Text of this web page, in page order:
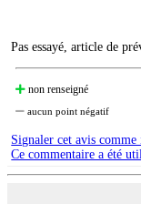
Pas essayé, article de
non renseigné
aucun point négatif
Signaler cet avis
Ce commentaire a été